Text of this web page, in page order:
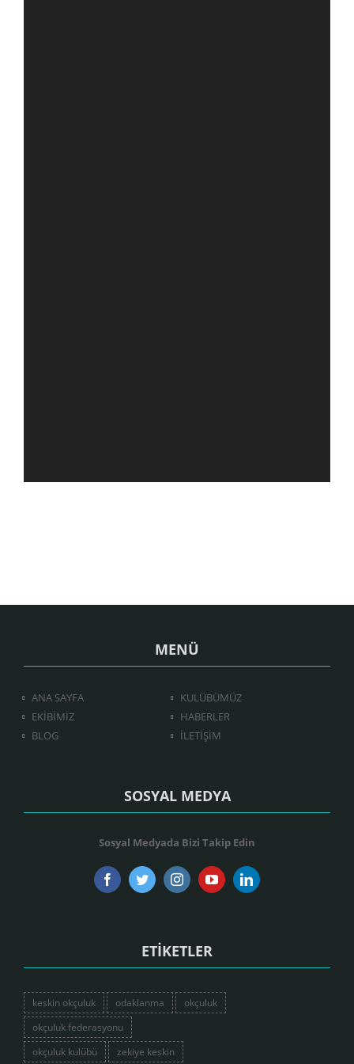
MENÜ
ANA SAYFA
KULÜBÜMÜZ
EKİBİMİZ
HABERLER
BLOG
İLETİŞİM
SOSYAL MEDYA
Sosyal Medyada Bizi Takip Edin
ETİKETLER
keskin okçuluk odaklanma
okçuluk
okçuluk federasyonu
okçuluk kulübü
zekiye keskin